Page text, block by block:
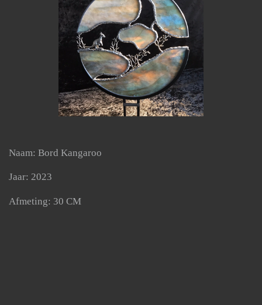
Naam: Bord Kangaroo
Jaar: 2023
Afmeting: 30 CM